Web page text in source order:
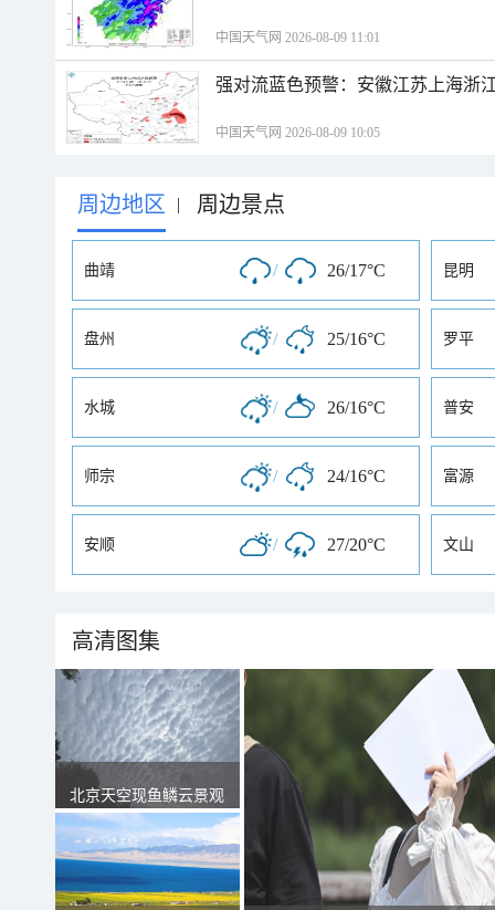
中国天气网 2026-08-09 11:01
强对流蓝色预警：安徽江苏上海浙
中国天气网 2026-08-09 10:05
周边地区 | 周边景点
曲靖 / 26/17°C 昆明
盘州 / 25/16°C 罗平
水城 / 26/16°C 普安
师宗 / 24/16°C 富源
安顺 / 27/20°C 文山
高清图集
北京天空现鱼鳞云景观